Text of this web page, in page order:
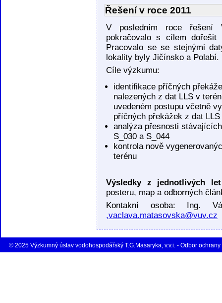
Řešení v roce 2011
V posledním roce řešení
pokračovalo s cílem
Pracovalo se se stejnými
lokality byly Jičínsko a Polabí.
Cíle výzkumu:
identifikace příčných
nalezených z dat LLS v
uvedeném postupu včetně
příčných překážek z dat LLS
analýza přesnosti
S_030 a S_044
kontrola nově
terénu
Výsledky z jednotlivých
posteru, map a odborných
Kontakní osoba: Ing.
,vaclava.matasovska@vuv.cz
© 2025 Výzkumný ústav vodohospodářský T.G.Masaryka, v.v.i. - Odbor